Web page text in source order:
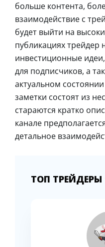
больше контента,
взаимодействие с
будет выйти на
публикациях трейдер
инвестиционные
для подписчиков, а
актуальном
заметки состоят из
стараются кратко
канале
детальное
ТОП ТРЕЙДЕРЫ